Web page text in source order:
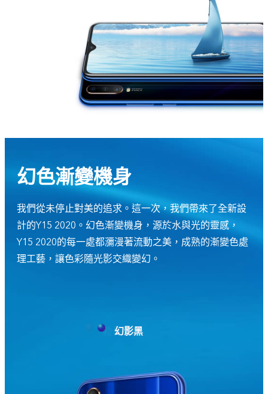
幻色漸變機身
我們從未停止對美的追求。這一次，我們帶來了全新設
計的Y15 2020。幻色漸變機身，源於水與光的靈感，
Y15 2020的每一處都瀰漫著流動之美，成熟的漸變色處
理工藝，讓色彩隨光影交織變幻。
幻影黑